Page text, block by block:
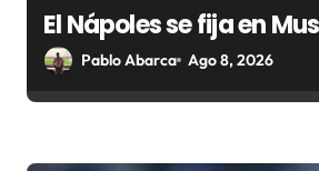
El Nápoles se fija en
Pablo Abarca Ago 8, 2026